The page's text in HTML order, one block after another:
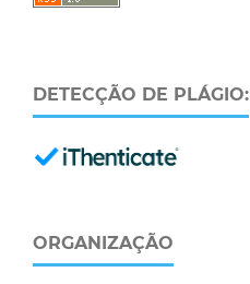
DETECÇÃO DE PLÁGIO:
ORGANIZAÇÃO